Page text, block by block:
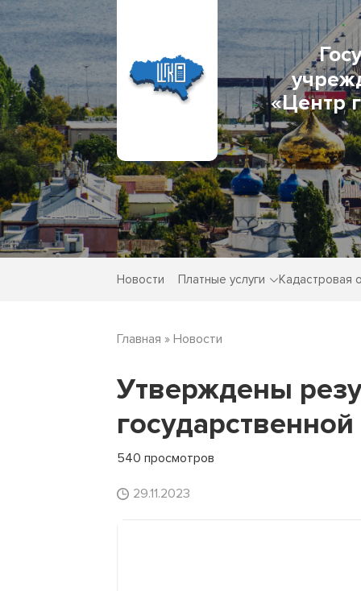
«Центр
Новости Платные услуги Кадастровая
Главная » Новости
Утверждены
540 просмотров
29.11.2023